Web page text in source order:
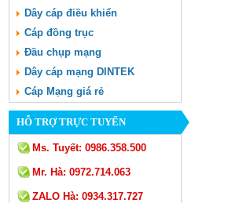
Dây cáp điều khiển
Cáp đồng trục
Đầu chụp mạng
Dây cáp mạng DINTEK
Cáp Mạng giá rẻ
HỖ TRỢ TRỰC TUYẾN
Ms. Tuyết: 0986.358.500
Mr. Hà: 0972.714.063
ZALO Hà: 0934.317.727